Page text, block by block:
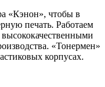
«Кэнон», чтобы в
печать. Работаем
«Тонермен»
корпусах.